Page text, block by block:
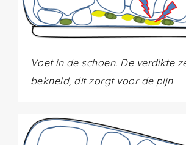
Voet in de schoen. De verdikte
bekneld, dit zorgt voor de pijn